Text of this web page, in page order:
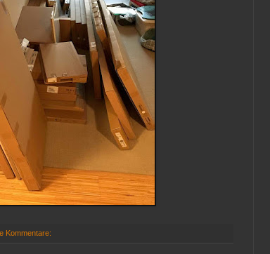
Kommentare: